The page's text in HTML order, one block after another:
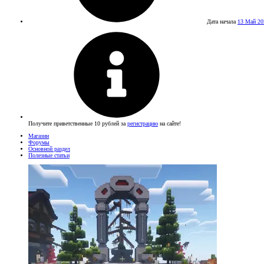
Дата начала 13 Май
Получите приветственные 10 рублей за регистрацию на сайте!
Магазин
Форумы
Основной раздел
Полезные статьи